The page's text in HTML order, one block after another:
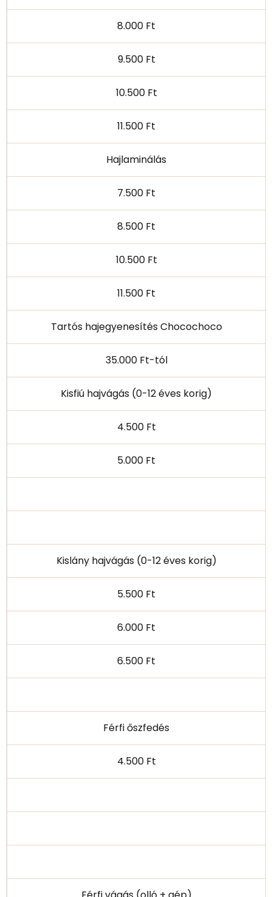
8.000 Ft
9.500 Ft
10.500 Ft
11.500 Ft
Hajlaminálás
7.500 Ft
8.500 Ft
10.500 Ft
11.500 Ft
Tartós hajegyenesítés Chocochoco
35.000 Ft-tól
Kisfiú hajvágás (0-12 éves korig)
4.500 Ft
5.000 Ft
Kislány hajvágás (0-12 éves korig)
5.500 Ft
6.000 Ft
6.500 Ft
Férfi őszfedés
4.500 Ft